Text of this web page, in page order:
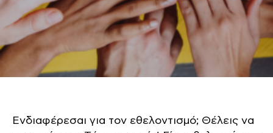
Ενδιαφέρεσαι για τον εθελοντισμό; Θέλεις να